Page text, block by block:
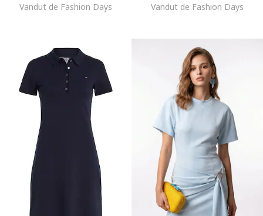
Vandut de Fashion Days Vandut de Fashion Days